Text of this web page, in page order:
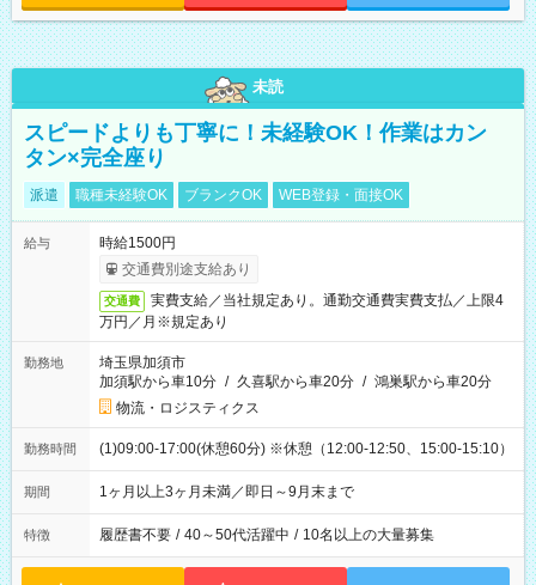
未読
スピードよりも丁寧に！未経験OK！作業はカン
タン×完全座り
派遣 職種未経験OK ブランクOK WEB登録・面接OK
給与
時給1500円
交通費別途支給あり
交通費
実費支給／当社規定あり。通勤交通費実費支払／上限4
万円／月※規定あり
勤務地
埼玉県加須市
加須駅から車10分 / 久喜駅から車20分 / 鴻巣駅から車20分
物流・ロジスティクス
勤務時間 (1)09:00-17:00(休憩60分) ※休憩（12:00-12:50、15:00-15:10）
期間 1ヶ月以上3ヶ月未満／即日～9月末まで
特徴 履歴書不要 / 40～50代活躍中 / 10名以上の大量募集